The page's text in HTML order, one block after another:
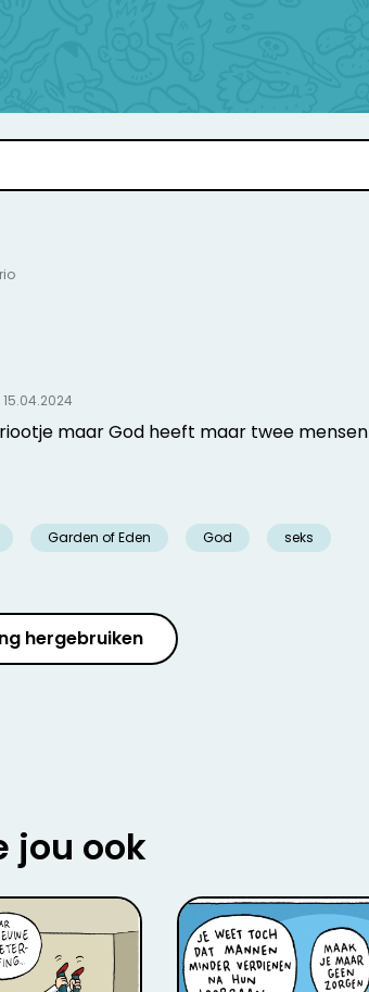
maar God heeft maar twee mensen
Garden of Eden God seks
hergebruiken
jou ook